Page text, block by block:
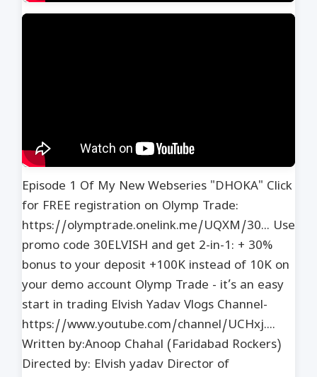
Episode 1 Of My New Webseries "DHOKA" Click
for FREE registration on Olymp Trade:
https://olymptrade.onelink.me/UQXM/30... Use
promo code 30ELVISH and get 2-in-1: + 30%
bonus to your deposit +100K instead of 10K on
your demo account Olymp Trade - it’s an easy
start in trading Elvish Yadav Vlogs Channel-
https://www.youtube.com/channel/UCHxj....
Written by:Anoop Chahal (Faridabad Rockers)
Directed by: Elvish yadav Director of